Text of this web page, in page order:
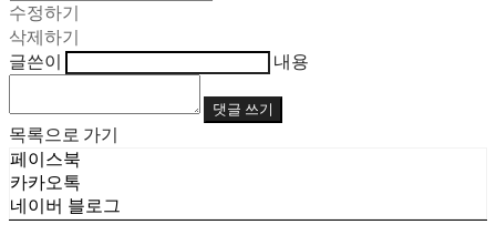
수정하기
삭제하기
글쓴이
내용
댓글 쓰기
목록으로 가기
페이스북
카카오톡
네이버 블로그